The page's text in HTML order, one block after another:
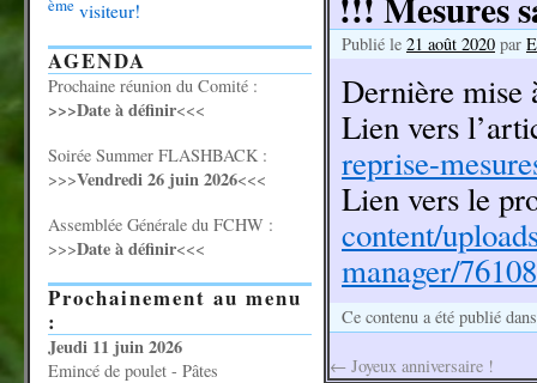
Publié le 21 août 2020 par
Dernière mise
Lien vers
reprise-
Lien vers le
content/
manager/
Ce contenu a été publié
← Joyeux anniversaire !
ème visiteur!
AGENDA
Prochaine réunion du Comité :
>>>Date à définir<<<
Soirée Summer FLASHBACK :
>>>Vendredi 26 juin 2026<<<
Assemblée Générale du FCHW :
>>>Date à définir<<<
Prochainement au menu
:
Jeudi 11 juin 2026
Emincé de poulet - Pâtes